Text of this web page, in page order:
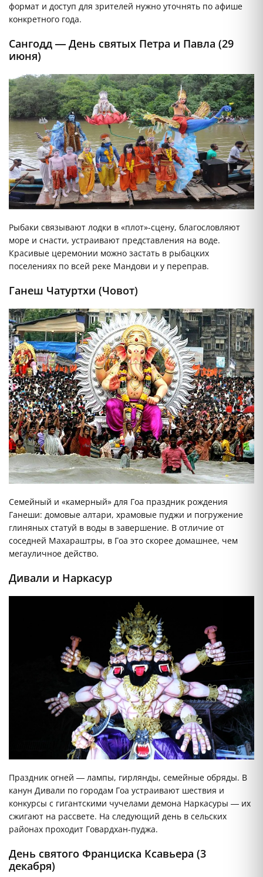
формат и доступ для зрителей нужно уточнять по афише
конкретного года.
Сангодд — День святых Петра и Павла (29
июня)
Рыбаки связывают лодки в «плот»-сцену, благословляют
море и снасти, устраивают представления на воде.
Красивые церемонии можно застать в рыбацких
поселениях по всей реке Мандови и у переправ.
Ганеш Чатуртхи (Човот)
Семейный и «камерный» для Гоа праздник рождения
Ганеши: домовые алтари, храмовые пуджи и погружение
глиняных статуй в воды в завершение. В отличие от
соседней Махараштры, в Гоа это скорее домашнее, чем
мегауличное действо.
Дивали и Наркасур
Праздник огней — лампы, гирлянды, семейные обряды. В
канун Дивали по городам Гоа устраивают шествия и
конкурсы с гигантскими чучелами демона Наркасуры — их
сжигают на рассвете. На следующий день в сельских
районах проходит Говардхан-пуджа.
День святого Франциска Ксавьера (3
декабря)